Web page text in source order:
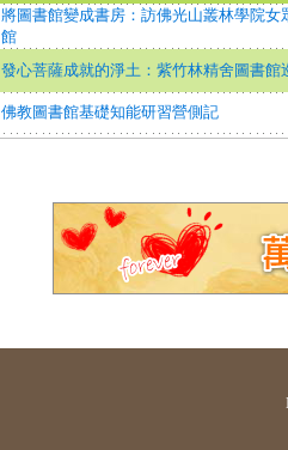
將圖書館變成書房：訪佛光山叢林學院女
館
發心菩薩成就的淨土：紫竹林精舍圖書館
佛教圖書館基礎知能研習營側記